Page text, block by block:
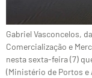
Gabriel Vasconcelos,
Comercialização e
nesta sexta-feira (7)
(Ministério de Portos e